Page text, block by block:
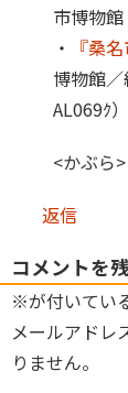
市博物
・
『桑
博物館
AL069ｸ）
<かぶら>
返信
コメントを
※が付いてい
メールアドレ
りません。